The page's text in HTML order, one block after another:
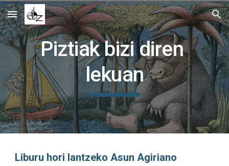
Skip to main content Skip to navigation
Piztiak bizi diren
lekuan
Liburu hori lantzeko Asun Agiriano